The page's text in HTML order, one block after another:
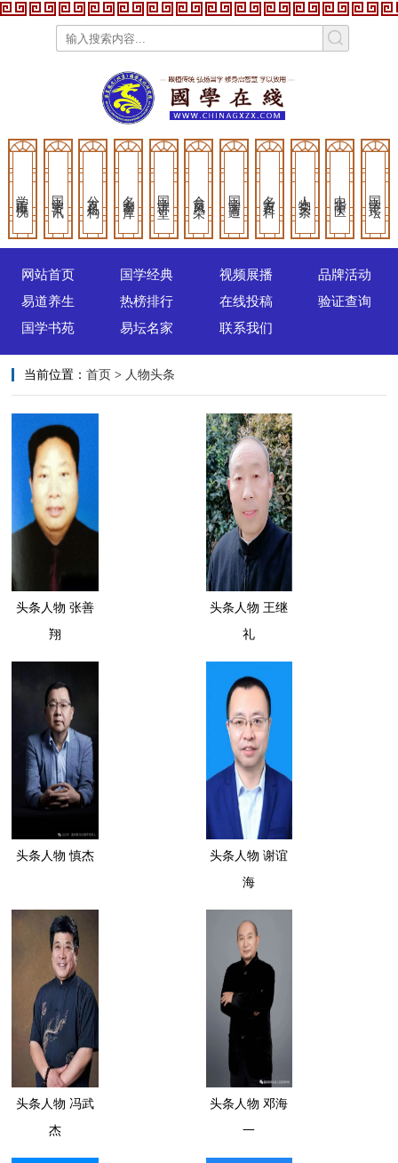
学院概况 国学资讯 分支机构 国学讲堂 国学商道 中华中医 国学论坛
网站首页 国学经典 视频展播
品牌活动
易道养生
热榜排行 在线投稿
验证查询
国学书苑
易坛名家 联系我们
当前位置：首页 > 人物头条
头条人物 张善
翔
头条人物 王继
礼
头条人物 慎杰
头条人物 谢谊
海
头条人物 冯武
杰
头条人物 邓海
一